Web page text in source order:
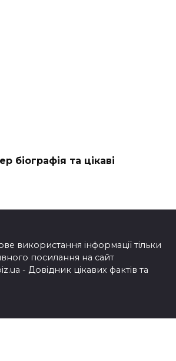
біографія та цікаві
використання інформації тільки
посилання на сайт
- Довідник цікавих фактів та